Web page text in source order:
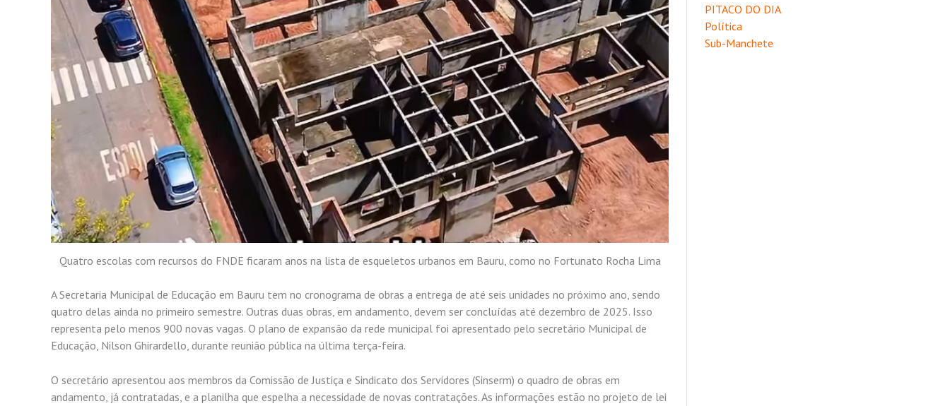
Quatro escolas com recursos do FNDE ficaram anos na lista de esqueletos urbanos em Bauru, como no Fortunato Rocha Lima
A Secretaria Municipal de Educação em Bauru tem no cronograma de obras a entrega de até seis unidades no próximo ano, sendo
quatro delas ainda no primeiro semestre. Outras duas obras, em andamento, devem ser concluídas até dezembro de 2025. Isso
representa pelo menos 900 novas vagas. O plano de expansão da rede municipal foi apresentado pelo secretário Municipal de
Educação, Nilson Ghirardello, durante reunião pública na última terça-feira.
O secretário apresentou aos membros da Comissão de Justiça e Sindicato dos Servidores (Sinserm) o quadro de obras em
andamento, já contratadas, e a planilha que espelha a necessidade de novas contratações. As informações estão no projeto de lei
PITACO DO DIA
Política
Sub-Manchete